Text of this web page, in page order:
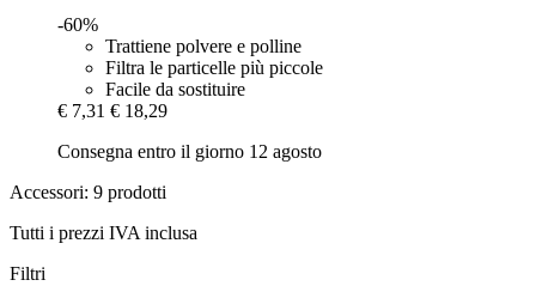
-60%
Trattiene polvere e polline
Filtra le particelle più piccole
Facile da sostituire
€ 7,31 € 18,29
Consegna entro il giorno 12 agosto
Accessori: 9 prodotti
Tutti i prezzi IVA inclusa
Filtri